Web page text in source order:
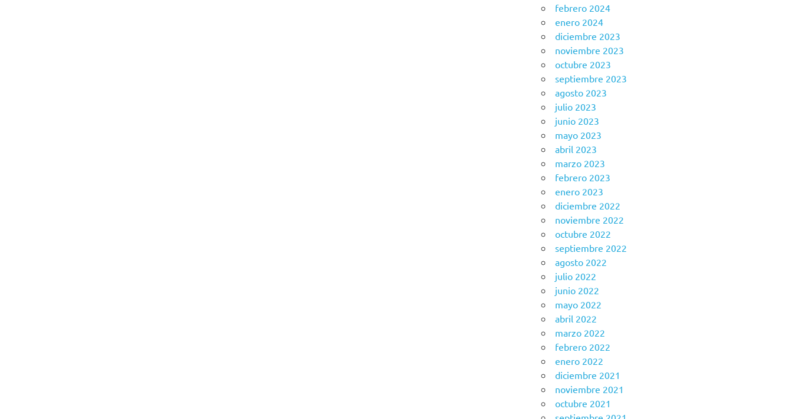
febrero 2024
enero 2024
diciembre 2023
noviembre 2023
octubre 2023
septiembre 2023
agosto 2023
julio 2023
junio 2023
mayo 2023
abril 2023
marzo 2023
febrero 2023
enero 2023
diciembre 2022
noviembre 2022
octubre 2022
septiembre 2022
agosto 2022
julio 2022
junio 2022
mayo 2022
abril 2022
marzo 2022
febrero 2022
enero 2022
diciembre 2021
noviembre 2021
octubre 2021